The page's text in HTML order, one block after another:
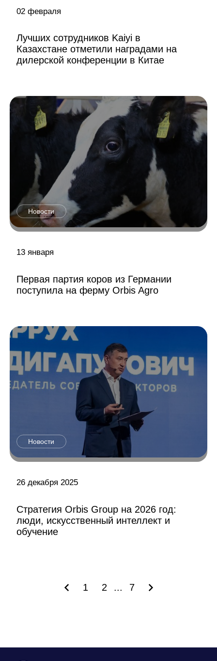
02 февраля
Лучших сотрудников Kaiyi в
Казахстане отметили наградами на
дилерской конференции в Китае
Новости
13 января
Первая партия коров из Германии
поступила на ферму Orbis Agro
Новости
26 декабря 2025
Стратегия Orbis Group на 2026 год:
люди, искусственный интеллект и
обучение
1 2 ... 7